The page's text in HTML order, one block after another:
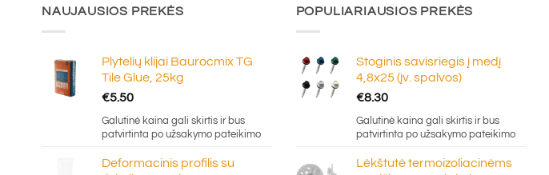
NAUJAUSIOS PREKĖS
Plytelių klijai Baurocmix TG
Tile Glue, 25kg
€5.50
Galutinė kaina gali skirtis ir bus
patvirtinta po užsakymo pateikimo
Deformacinis profilis su
POPULIARIAUSIOS PREKĖS
Stoginis savisriegis į medį
4,8x25 (įv. spalvos)
€8.30
Galutinė kaina gali skirtis ir bus
patvirtinta po užsakymo pateikimo
Lėkštutė termoizoliacinėms